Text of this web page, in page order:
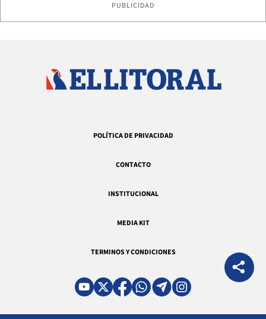
PUBLICIDAD
POLÍTICA DE PRIVACIDAD
CONTACTO
INSTITUCIONAL
MEDIA KIT
TERMINOS Y CONDICIONES